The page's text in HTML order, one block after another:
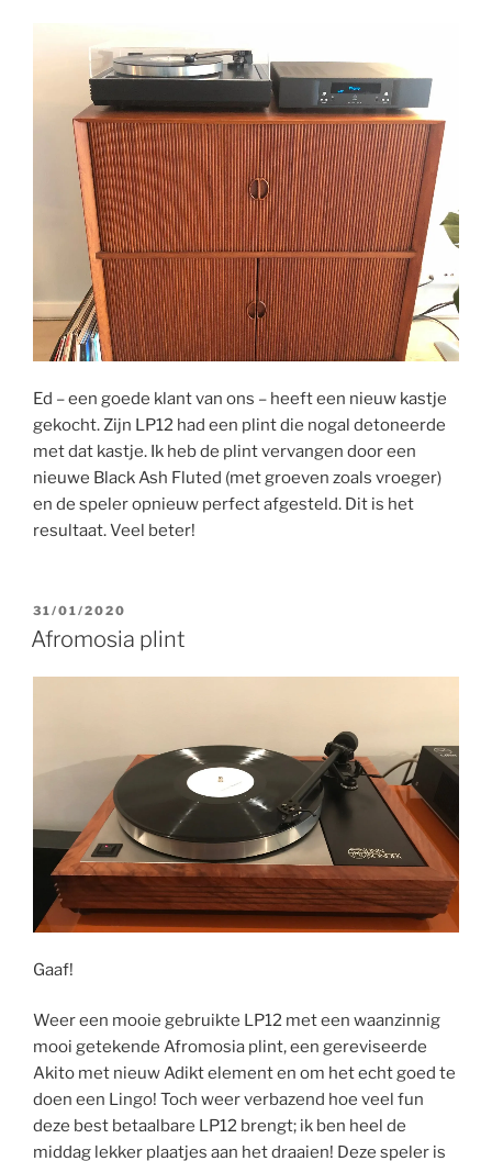
Ed – een goede klant van ons – heeft een nieuw kastje
gekocht. Zijn LP12 had een plint die nogal detoneerde
met dat kastje. Ik heb de plint vervangen door een
nieuwe Black Ash Fluted (met groeven zoals vroeger)
en de speler opnieuw perfect afgesteld. Dit is het
resultaat. Veel beter!
GEPLAATST
OP
31/01/2020
Afromosia plint
Gaaf!
Weer een mooie gebruikte LP12 met een waanzinnig
mooi getekende Afromosia plint, een gereviseerde
Akito met nieuw Adikt element en om het echt goed te
doen een Lingo! Toch weer verbazend hoe veel fun
deze best betaalbare LP12 brengt; ik ben heel de
middag lekker plaatjes aan het draaien! Deze speler is